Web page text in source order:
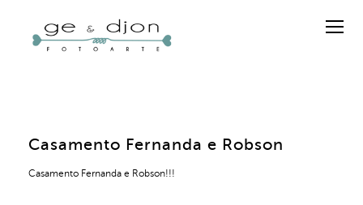
Casamento Fernanda e Robson
Casamento Fernanda e Robson!!!